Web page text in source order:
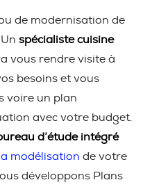
de modernisation de
spécialiste cuisine
vous rendre visite à
besoins et vous
voire un plan
avec votre budget.
d’étude intégré
modélisation de votre
développons Plans